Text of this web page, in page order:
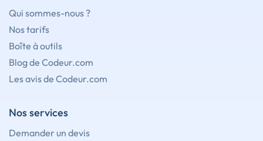
Qui sommes-nous ?
Nos tarifs
Boîte à outils
Blog de Codeur.com
Les avis de Codeur.com
Nos services
Demander un devis